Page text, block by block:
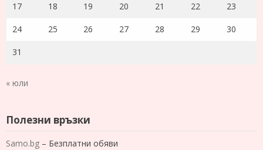
17 18 19 20 21 22 23
24 25 26 27 28 29 30
31
« юли
Полезни връзки
Samo.bg – Безплатни обяви